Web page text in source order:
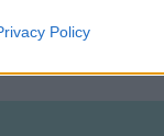
like cookies on
Policy